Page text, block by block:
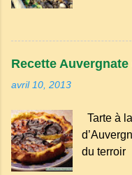
Dôme . A
le
présente
des
freine la
Recette
avril 10, 2013
Tarte à
du terroir